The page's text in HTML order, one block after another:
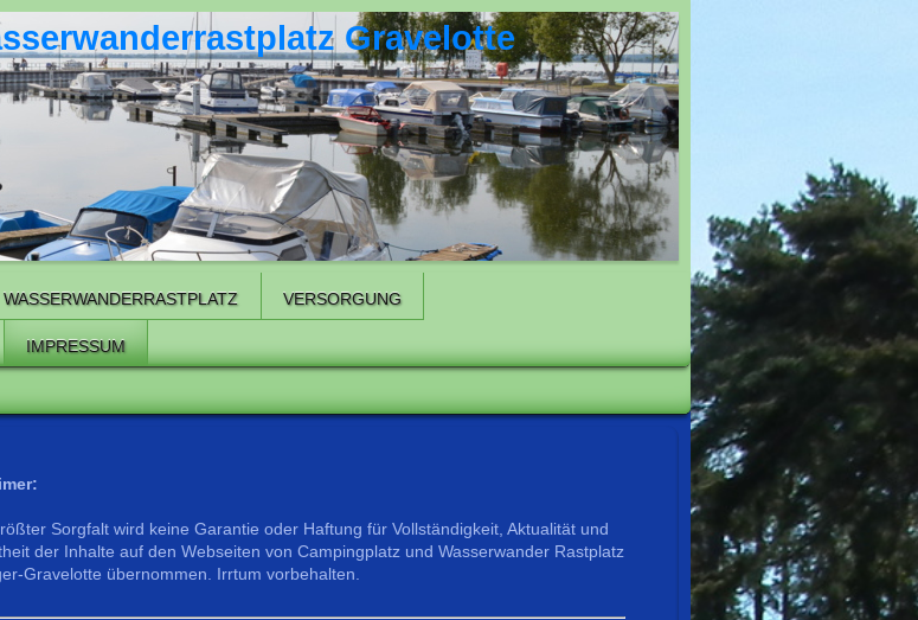
Gravelotte
WASSERWANDERRASTPLATZ VERSORGUNG
IMPRESSUM
Sorgfalt wird keine Garantie oder Haftung für Vollständigkeit, Aktualität und
der Inhalte auf den Webseiten von Campingplatz und Wasserwander Rastplatz
Gravelotte übernommen. Irrtum vorbehalten.